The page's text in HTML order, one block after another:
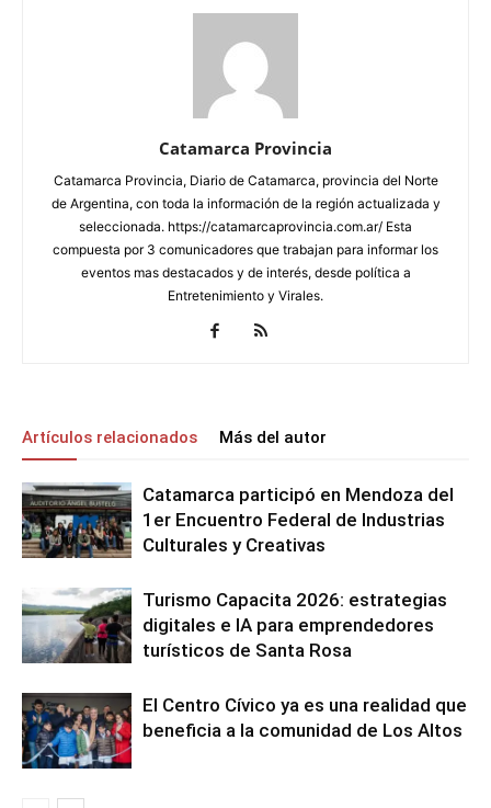
Catamarca Provincia
Catamarca Provincia, Diario de Catamarca, provincia del Norte
de Argentina, con toda la información de la región actualizada y
seleccionada. https://catamarcaprovincia.com.ar/ Esta
compuesta por 3 comunicadores que trabajan para informar los
eventos mas destacados y de interés, desde política a
Entretenimiento y Virales.
Artículos relacionados Más del autor
Catamarca participó en Mendoza del
1er Encuentro Federal de Industrias
Culturales y Creativas
Turismo Capacita 2026: estrategias
digitales e IA para emprendedores
turísticos de Santa Rosa
El Centro Cívico ya es una realidad que
beneficia a la comunidad de Los Altos